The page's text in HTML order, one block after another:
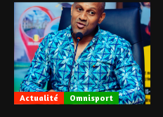
Actualité Omnisport